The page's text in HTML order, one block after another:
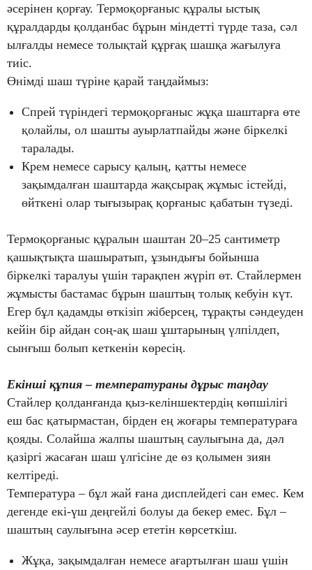
әсерінен қорғау. Термоқорғаныс құралы ыстық
құралдарды қолданбас бұрын міндетті түрде таза, сәл
ылғалды немесе толықтай құрғақ шашқа жағылуға
тиіс.
Өнімді шаш түріне қарай таңдаймыз:
Спрей түріндегі термоқорғаныс жұқа шаштарға өте
қолайлы, ол шашты ауырлатпайды және біркелкі
таралады.
Крем немесе сарысу қалың, қатты немесе
зақымдалған шаштарда жақсырақ жұмыс істейді,
өйткені олар тығызырақ қорғаныс қабатын түзеді.
Термоқорғаныс құралын шаштан 20–25 сантиметр
қашықтықта шашыратып, ұзындығы бойынша
біркелкі таралуы үшін тарақпен жүріп өт. Стайлермен
жұмысты бастамас бұрын шаштың толық кебуін күт.
Егер бұл қадамды өткізіп жіберсең, тұрақты сәндеуден
кейін бір айдан соң-ақ шаш ұштарының үлпілдеп,
сынғыш болып кеткенін көресің.
Екінші құпия – температураны дұрыс таңдау
Стайлер қолданғанда қыз-келіншектердің көпшілігі
еш бас қатырмастан, бірден ең жоғары температураға
қояды. Солайша жалпы шаштың саулығына да, дәл
қазіргі жасаған шаш үлгісіне де өз қолымен зиян
келтіреді.
Температура – бұл жай ғана дисплейдегі сан емес. Кем
дегенде екі-үш деңгейлі болуы да бекер емес. Бұл –
шаштың саулығына әсер ететін көрсеткіш.
Жұқа, зақымдалған немесе ағартылған шаш үшін